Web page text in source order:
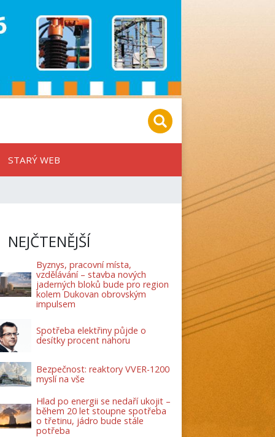
STARÝ WEB
NEJČTENĚJŠÍ
Byznys, pracovní místa,
vzdělávání – stavba nových
jaderných bloků bude pro region
kolem Dukovan obrovským
impulsem
Spotřeba elektřiny půjde o
desítky procent nahoru
Bezpečnost: reaktory VVER-1200
myslí na vše
Hlad po energii se nedaří ukojit –
během 20 let stoupne spotřeba
o třetinu, jádro bude stále
potřeba